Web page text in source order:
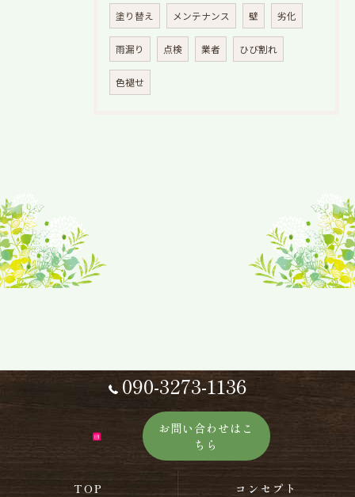
塗り替え メンテナンス 壁 劣化
雨漏り 点検 業者 ひび割れ
色褪せ
090-3273-1136
お問い合わせはこ
ちら
TOP コンセプト